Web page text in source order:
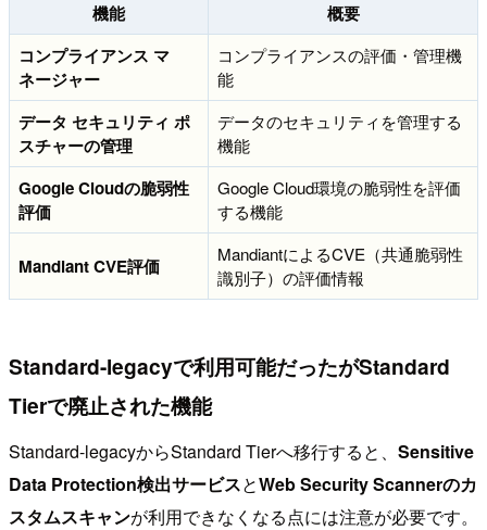
機能
概要
コンプライアンス マ
ネージャー
コンプライアンスの評価・管理機
能
データ セキュリティ ポ
スチャーの管理
データのセキュリティを管理する
機能
Google Cloudの脆弱性
評価
Google Cloud環境の脆弱性を評価
する機能
Mandiant CVE評価
MandiantによるCVE（共通脆弱性
識別子）の評価情報
Standard-legacyで利用可能だったがStandard
Tierで廃止された機能
Standard-legacyからStandard Tierへ移行すると、 Sensitive
Data Protection検出サービスとWeb Security Scannerのカ
スタムスキャンが利用できなくなる点には注意が必要です。